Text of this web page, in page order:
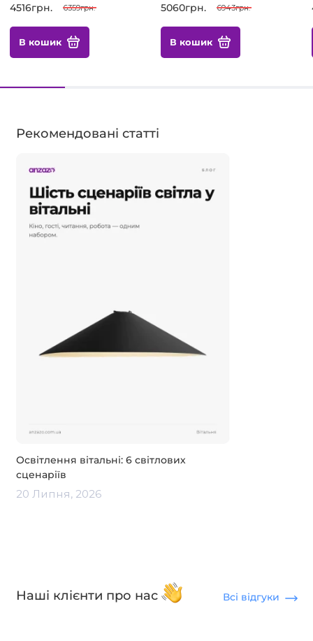
4516грн. 6359грн.
В кошик
5060грн. 6943грн.
В кошик
Рекомендовані статті
Освітлення вітальні: 6 світлових
сценаріїв
20 Липня, 2026
Наші клієнти про нас Всі відгуки